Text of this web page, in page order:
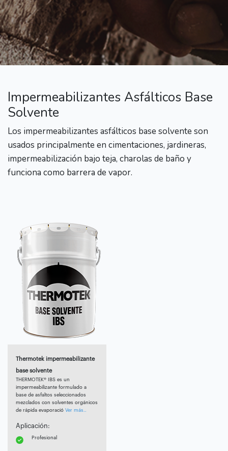
Impermeabilizantes Asfálticos Base
Solvente
Los impermeabilizantes asfálticos base solvente son
usados principalmente en cimentaciones, jardineras,
impermeabilización bajo teja, charolas de baño y
funciona como barrera de vapor.
Thermotek impermeabilizante
base solvente
THERMOTEK® IBS es un
impermeabilizante formulado a
base de asfaltos seleccionados
mezclados con solventes orgánicos
de rápida evaporació Ver más..
Aplicación:
Profesional